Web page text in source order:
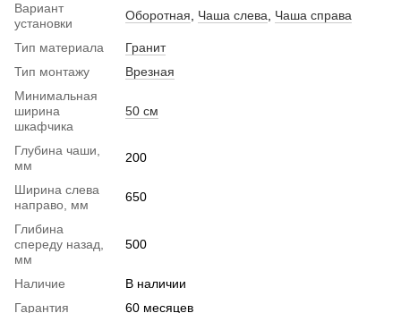
Вариант
установки
Оборотная Чаша слева Чаша справа
Тип материала
Гранит
Тип монтажу
Врезная
Минимальная
ширина
шкафчика
50 см
Глубина чаши,
мм
200
Ширина слева
направо, мм
650
Глибина
спереду назад,
мм
500
Наличие
В наличии
Гарантия
60 месяцев